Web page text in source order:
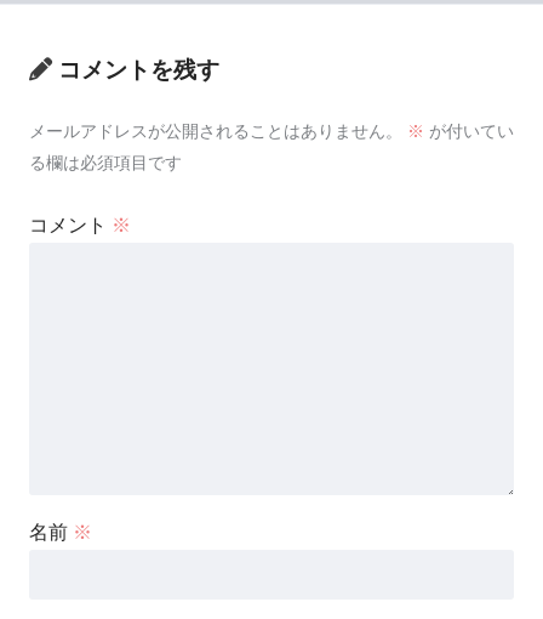
コメントを残す
メールアドレスが公開されることはありません。 ※ が付いてい
る欄は必須項目です
コメント ※
名前 ※